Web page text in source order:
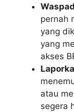
pernah
yang
yang
akses
atau
segera